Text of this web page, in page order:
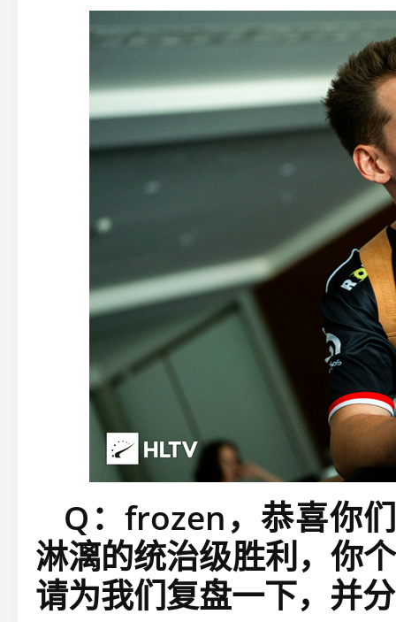
Q：frozen，恭喜你
淋漓的统治级胜利，你
请为我们复盘一下，并